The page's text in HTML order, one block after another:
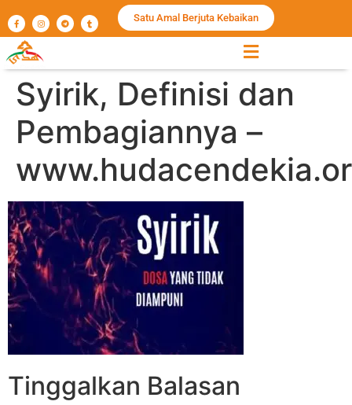
Satu Amal Berjuta Kebaikan
Syirik, Definisi dan
Pembagiannya –
Tinggalkan Balasan